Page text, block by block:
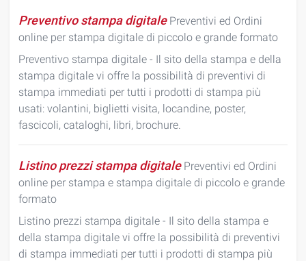
Preventivo stampa digitalePreventivi ed Ordini
online per stampa digitale di piccolo e grande formato
Preventivo stampa digitale - Il sito della stampa e della
stampa digitale vi offre la possibilità di preventivi di
stampa immediati per tutti i prodotti di stampa più
usati: volantini, biglietti visita, locandine, poster,
fascicoli, cataloghi, libri, brochure.
Listino prezzi stampa digitalePreventivi ed Ordini
online per stampa e stampa digitale di piccolo e grande
formato
Listino prezzi stampa digitale - Il sito della stampa e
della stampa digitale vi offre la possibilità di preventivi
di stampa immediati per tutti i prodotti di stampa più